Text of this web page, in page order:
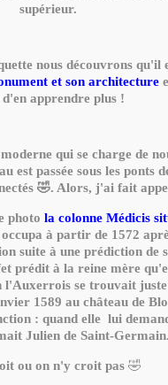
supérieur.
nous découvrons qu'il
et son architecture
apprendre plus !
qui se charge de
est passée sous les ponts
🤣. Alors, j'ai fait
photo la colonne Médicis
à partir de 1572
suite à une prédiction de
prédit à la reine mère
se trouvait juste
1589 au château de
: quand elle lui
Julien de Saint-
ou on n'y croit pas🤣